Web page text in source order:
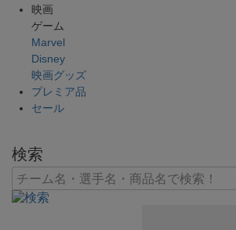
映画
ゲーム
Marvel
Disney
映画グッズ
プレミア品
セール
検索